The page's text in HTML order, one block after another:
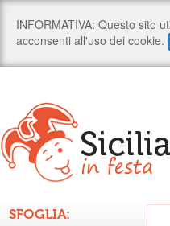
SFOGLIA: